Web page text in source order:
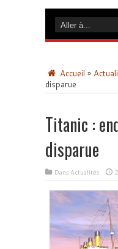
Accueil »
disparue
Titanic :
disparue
Dans Actualités